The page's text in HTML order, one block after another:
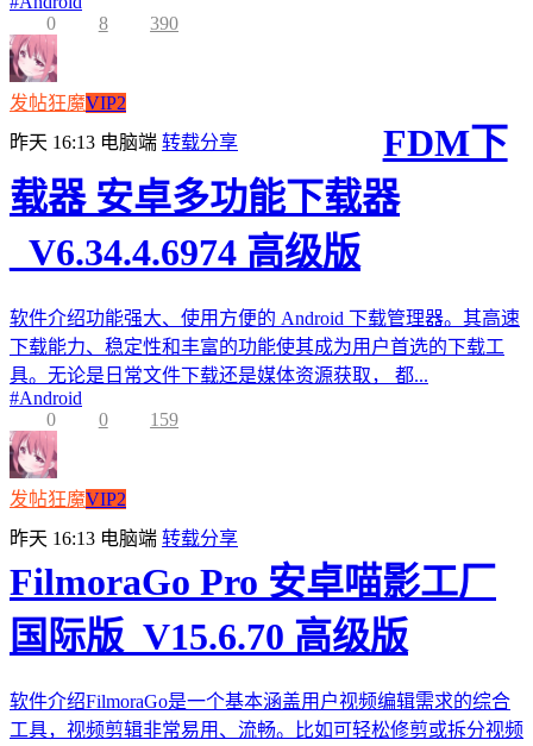
0
8 390
发帖狂魔VIP2
昨天 16:13 电脑端 转载分享
FDM下
载器 安卓多功能下载器
_V6.34.4.6974 高级版
软件介绍功能强大、使用方便的 Android 下载管理器。其高速
下载能力、稳定性和丰富的功能使其成为用户首选的下载工
具。无论是日常文件下载还是媒体资源获取， 都...
#Android
0
0 159
发帖狂魔VIP2
昨天 16:13 电脑端 转载分享
FilmoraGo Pro 安卓喵影工厂
国际版_V15.6.70 高级版
软件介绍FilmoraGo是一个基本涵盖用户视频编辑需求的综合
工具，视频剪辑非常易用、流畅。比如可轻松修剪或拆分视频